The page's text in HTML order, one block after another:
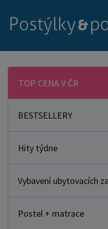
TOP CENA V ČR
BESTSELLERY
Hity týdne
Postel + matrace